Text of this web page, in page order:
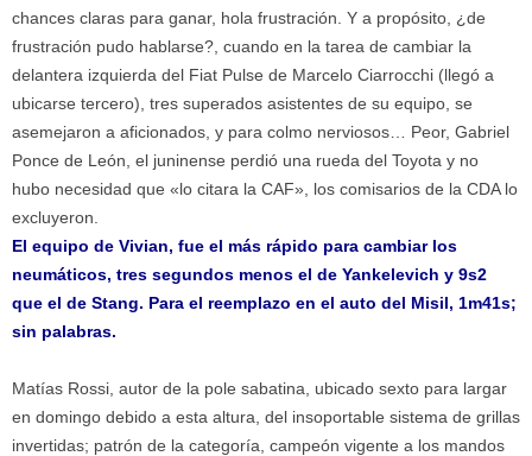
chances claras para ganar, hola frustración. Y a propósito, ¿de
frustración pudo hablarse?, cuando en la tarea de cambiar la
delantera izquierda del Fiat Pulse de Marcelo Ciarrocchi (llegó a
ubicarse tercero), tres superados asistentes de su equipo, se
asemejaron a aficionados, y para colmo nerviosos… Peor, Gabriel
Ponce de León, el juninense perdió una rueda del Toyota y no
hubo necesidad que «lo citara la CAF», los comisarios de la CDA lo
excluyeron.
El equipo de Vivian, fue el más rápido para cambiar los
neumáticos, tres segundos menos el de Yankelevich y 9s2
que el de Stang. Para el reemplazo en el auto del Misil, 1m41s;
sin palabras.
Matías Rossi, autor de la pole sabatina, ubicado sexto para largar
en domingo debido a esta altura, del insoportable sistema de grillas
invertidas; patrón de la categoría, campeón vigente a los mandos